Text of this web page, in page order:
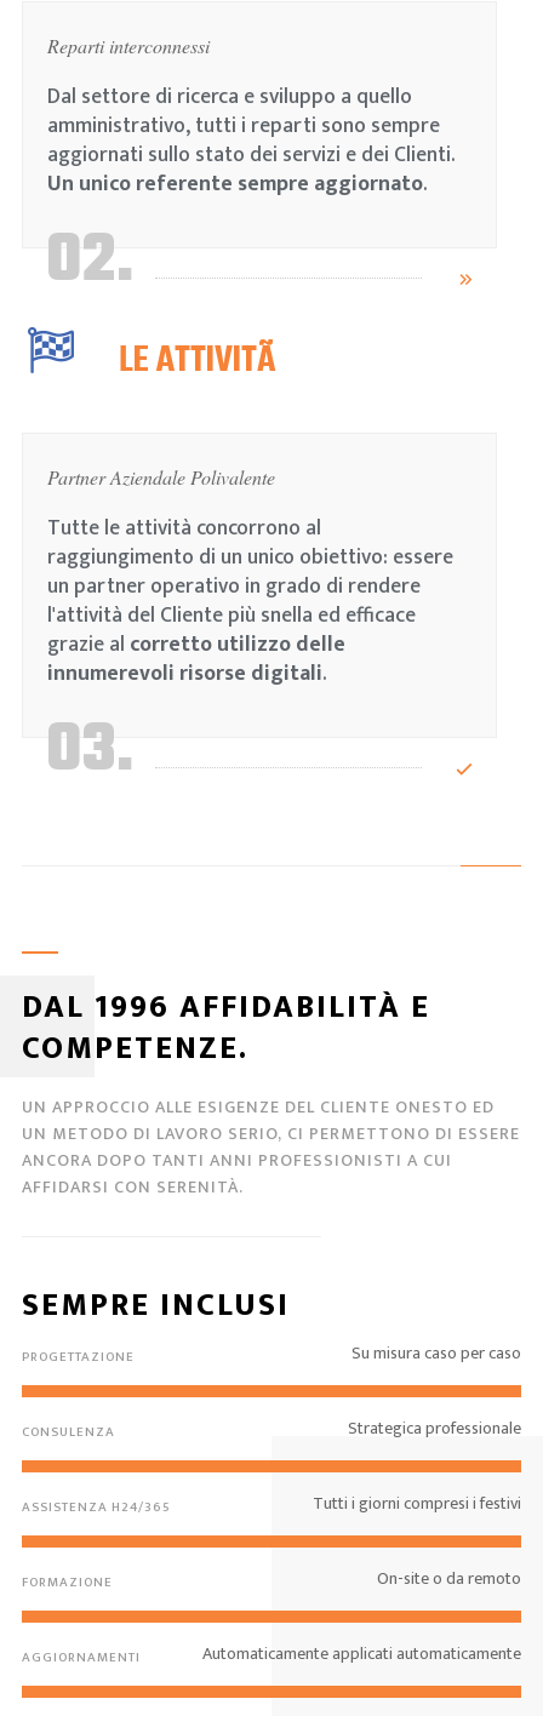
Reparti interconnessi
Dal settore di ricerca e sviluppo a quello
amministrativo, tutti i reparti sono sempre
aggiornati sullo stato dei servizi e dei Clienti.
Un unico referente sempre aggiornato.
02.
LE ATTIVITÃ
Partner Aziendale Polivalente
Tutte le attività concorrono al
raggiungimento di un unico obiettivo: essere
un partner operativo in grado di rendere
l'attività del Cliente più snella ed efficace
grazie al corretto utilizzo delle
innumerevoli risorse digitali.
03.
DAL 1996 AFFIDABILITÀ E
COMPETENZE.
UN APPROCCIO ALLE ESIGENZE DEL CLIENTE ONESTO ED
UN METODO DI LAVORO SERIO, CI PERMETTONO DI ESSERE
ANCORA DOPO TANTI ANNI PROFESSIONISTI A CUI
AFFIDARSI CON SERENITÀ.
SEMPRE INCLUSI
PROGETTAZIONE Su misura caso per caso
CONSULENZA Strategica professionale
ASSISTENZA H24/365 Tutti i giorni compresi i festivi
FORMAZIONE On-site o da remoto
AGGIORNAMENTI Automaticamente applicati automaticamente